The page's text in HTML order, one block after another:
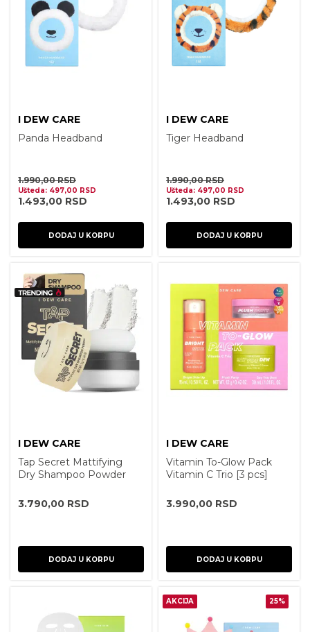
I DEW CARE
Panda Headband
1.990,00RSD
Ušteda: 497,00 RSD
1.493,00 RSD
DODAJ U KORPU
I DEW CARE
Tiger Headband
1.990,00RSD
Ušteda: 497,00 RSD
1.493,00 RSD
DODAJ U KORPU
I DEW CARE
Tap Secret Mattifying
Dry Shampoo Powder
3.790,00 RSD
DODAJ U KORPU
I DEW CARE
Vitamin To-Glow Pack
Vitamin C Trio [3 pcs]
3.990,00 RSD
DODAJ U KORPU
AKCIJA 25%